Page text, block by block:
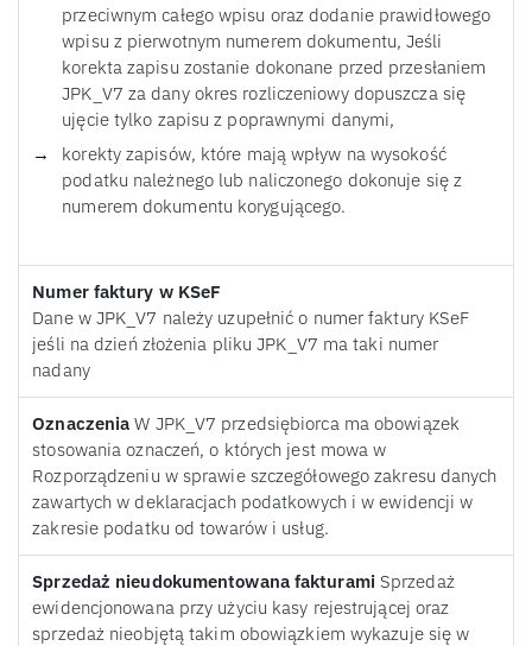
przeciwnym całego wpisu oraz dodanie prawidłowego
wpisu z pierwotnym numerem dokumentu, Jeśli
korekta zapisu zostanie dokonane przed przesłaniem
JPK_V7 za dany okres rozliczeniowy dopuszcza się
ujęcie tylko zapisu z poprawnymi danymi,
korekty zapisów, które mają wpływ na wysokość
podatku należnego lub naliczonego dokonuje się z
numerem dokumentu korygującego.
Numer faktury w KSeF
Dane w JPK_V7 należy uzupełnić o numer faktury KSeF
jeśli na dzień złożenia pliku JPK_V7 ma taki numer
nadany
OznaczeniaW JPK_V7 przedsiębiorca ma obowiązek
stosowania oznaczeń, o których jest mowa w
Rozporządzeniu w sprawie szczegółowego zakresu danych
zawartych w deklaracjach podatkowych i w ewidencji w
zakresie podatku od towarów i usług.
Sprzedaż nieudokumentowana fakturamiSprzedaż
ewidencjonowana przy użyciu kasy rejestrującej oraz
sprzedaż nieobjętą takim obowiązkiem wykazuje się w